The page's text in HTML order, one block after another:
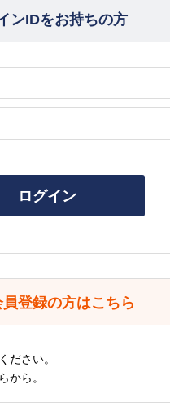
ンIDをお持ちの方
ログイン
登録の方はこちら
ださい。
から。